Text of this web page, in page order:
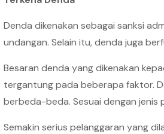
Denda dikenakan sebagai sanksi
undangan. Selain itu, denda juga
Besaran denda yang dikenakan
tergantung pada beberapa faktor.
berbeda-beda. Sesuai dengan
Semakin serius pelanggaran yang